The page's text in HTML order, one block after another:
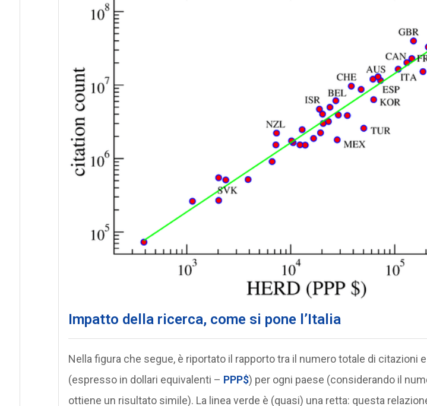
Impatto della ricerca, come si pone l’Italia
Nella figura che segue, è riportato il rapporto tra il numero totale di citazioni e
(espresso in dollari equivalenti – PPP$) per ogni paese (considerando il
ottiene un risultato simile). La linea verde è (quasi) una retta: questa